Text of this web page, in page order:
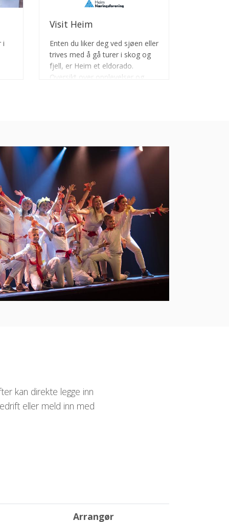
i
Visit Heim
Enten du liker deg ved sjøen eller
trives med å gå turer i skog og
fjell, er Heim et eldorado.
Oversikt over opplevelser og
kan direkte legge inn
eller meld inn med
Arrangør